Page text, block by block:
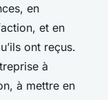
en
et en
ont reçus.
à
à mettre en